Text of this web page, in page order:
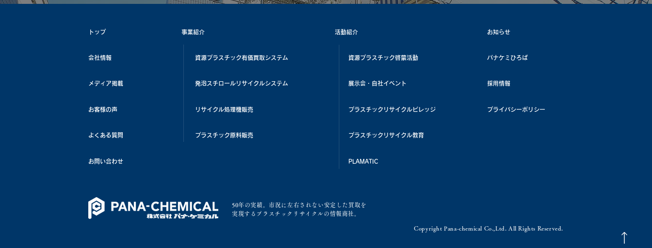
トップ
会社情報
メディア掲載
事業紹介
資源プラスチック有価買取システム
発泡スチロールリサイクルシステム
活動紹介
資源プラスチック啓蒙活動
展示会・自社イベント
お知らせ
パナケミひろば
採用情報
お客様の声
よくある質問
お問い合わせ
リサイクル処理機販売
プラスチック原料販売
プラスチックリサイクルビレッジ
プラスチックリサイクル教育
PLAMATIC
50年の実績。市況に左右されない安定した買取を
実現するプラスチックリサイクルの情報商社。
プライバシーポリシー
Copyright Pana-chemical Co.,Ltd. All Rights Reserved.